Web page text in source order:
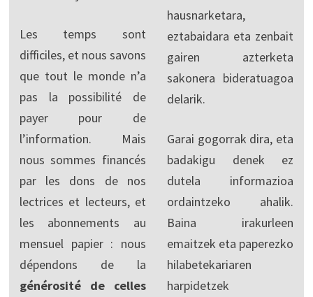
Les temps sont
difficiles, et nous savons
que tout le monde n’a
pas la possibilité de
payer pour de
l’information. Mais
nous sommes financés
par les dons de nos
lectrices et lecteurs, et
les abonnements au
mensuel papier : nous
dépendons de la
générosité de celles
hausnarketara,
eztabaidara eta zenbait
gairen azterketa
sakonera bideratuagoa
delarik.
Garai gogorrak dira, eta
badakigu denek ez
dutela informazioa
ordaintzeko ahalik.
Baina irakurleen
emaitzek eta paperezko
hilabetekariaren
harpidetzek